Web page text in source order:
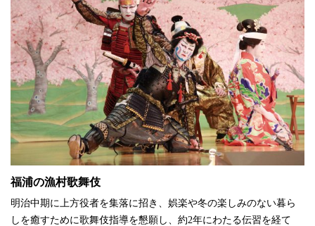
福浦の漁村歌舞伎
明治中期に上方役者を集落に招き、娯楽や冬の楽しみのない暮ら
しを癒すために歌舞伎指導を懇願し、約2年にわたる伝習を経て